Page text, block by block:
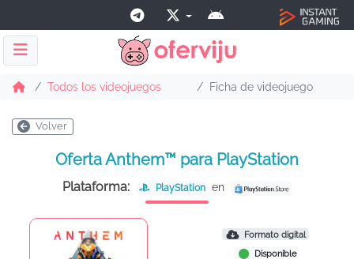
Todos los videojuegos Ficha de videojuego
Volver
Oferta Anthem™ para PlayStation
Plataforma: PlayStation en
Formato digital
Disponible